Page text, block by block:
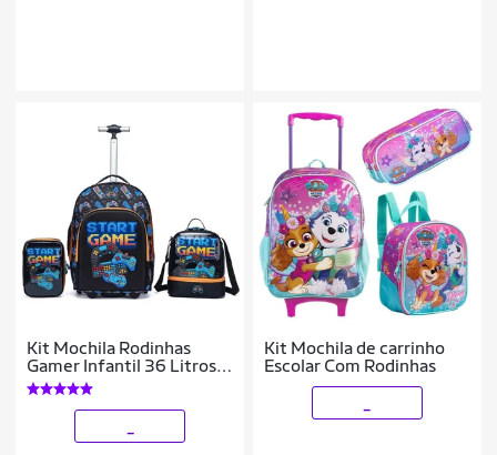
Kit Mochila Rodinhas
Gamer Infantil 36 Litros
Escolar Lancheira Térmica
Estojo Video Game
Kit Mochila de carrinho
Escolar Com Rodinhas